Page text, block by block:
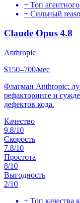
+ Топ
+ Сильный
Claude Opus 4.8
Anthropic
$150–700/мес
Флагман Anthropic:
рефакторинге и
дефектов кода.
Качество
9.8/10
Скорость
7.8/10
Простота
8/10
Выгодность
2/10
+ Топ качества